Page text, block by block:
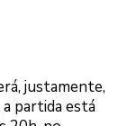
justamente,
partida está